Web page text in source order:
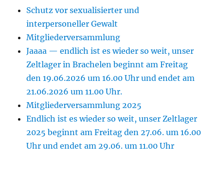
Schutz vor sexualisierter und
interpersoneller Gewalt
Mitgliederversammlung
Jaaaa — endlich ist es wieder so weit, unser
Zeltlager in Brachelen beginnt am Freitag
den 19.06.2026 um 16.00 Uhr und endet am
21.06.2026 um 11.00 Uhr.
Mitgliederversammlung 2025
Endlich ist es wieder so weit, unser Zeltlager
2025 beginnt am Freitag den 27.06. um 16.00
Uhr und endet am 29.06. um 11.00 Uhr